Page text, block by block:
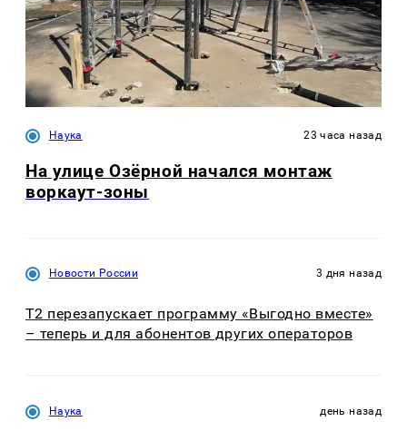
Наука 23 часа назад
На улице Озëрной начался монтаж
воркаут-зоны
Новости России 3 дня назад
Т2 перезапускает программу «Выгодно вместе»
– теперь и для абонентов других операторов
Наука день назад